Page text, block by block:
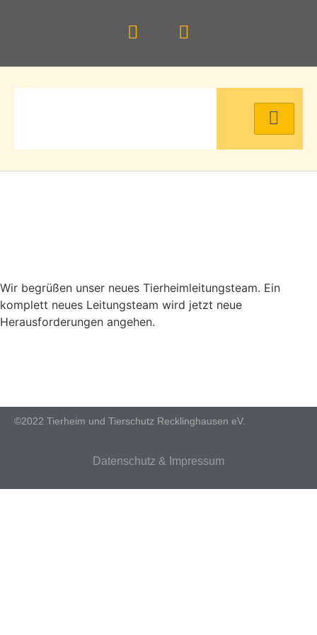
Wir begrüßen unser neues Tierheimleitungsteam. Ein
komplett neues Leitungsteam wird jetzt neue
Herausforderungen angehen.
©2022 Tierheim und Tierschutz Recklinghausen eV.
Datenschutz & Impressum